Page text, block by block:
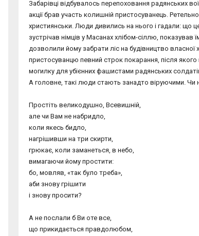
Забарівці відбувалось перепоховання радянських
акції брав участь колишній пристосуванець.
християнськи. Люди дивились на нього і гадали: що
зустрічав німців у Масанах хлібом-сіллю, показував
дозволили йому забрати ліс на будівництво
пристосуванцю певний строк покарання, після
могилку для убієнних фашистами радянських
А головне, такі люди стають занадто віруючими. Чи
Простіть великодушно, Всевишній,
але чи Вам не набридло,
коли якесь бидло,
нагрішивши на три скирти,
грюкає, коли заманеться, в небо,
вимагаючи йому простити:
бо, мовляв, «так було треба»,
аби знову грішити
і знову просити?
А не послали б Ви оте все,
що прикидається правдолюбом,